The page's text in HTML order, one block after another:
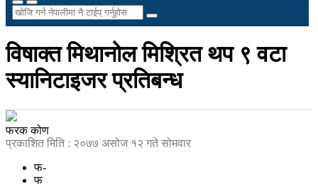
विषाक्त मिथानोल मिश्रित थप ९ वटा
स्यानिटाइजर प्रतिबन्ध
फरक कोण
प्रकाशित मिति : २०७७ असोज १२ गते सोमवार
फ-
फ